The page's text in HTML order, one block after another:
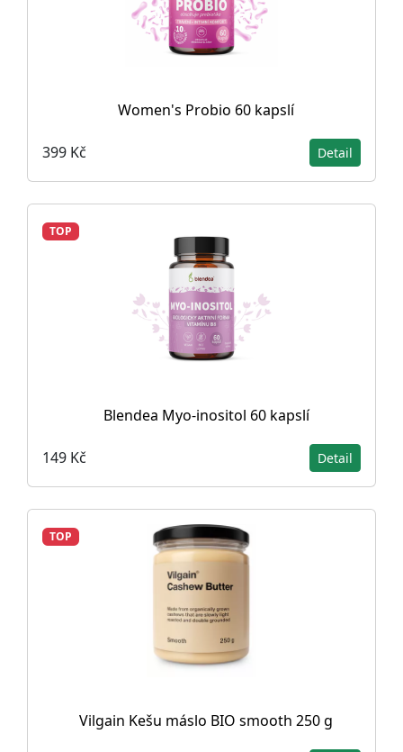
Women's Probio 60 kapslí
399 Kč Detail
TOP
Blendea Myo-inositol 60 kapslí
149 Kč Detail
TOP
Vilgain Kešu máslo BIO smooth 250 g